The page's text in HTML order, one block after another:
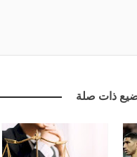
ذات صلة